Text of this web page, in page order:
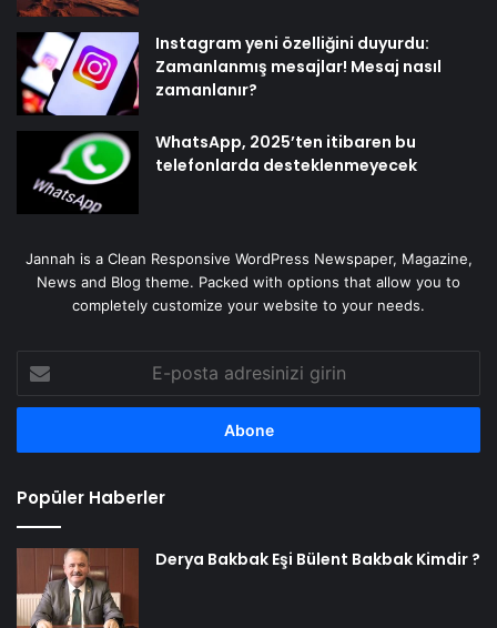
Instagram yeni özelliğini duyurdu:
Zamanlanmış mesajlar! Mesaj nasıl
zamanlanır?
WhatsApp, 2025’ten itibaren bu
telefonlarda desteklenmeyecek
Jannah is a Clean Responsive WordPress Newspaper, Magazine,
News and Blog theme. Packed with options that allow you to
completely customize your website to your needs.
posta
adresinizi
Popüler Haberler
Derya Bakbak Eşi Bülent Bakbak Kimdir ?